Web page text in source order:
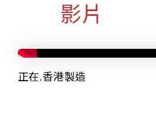
影片
正在.香港製造